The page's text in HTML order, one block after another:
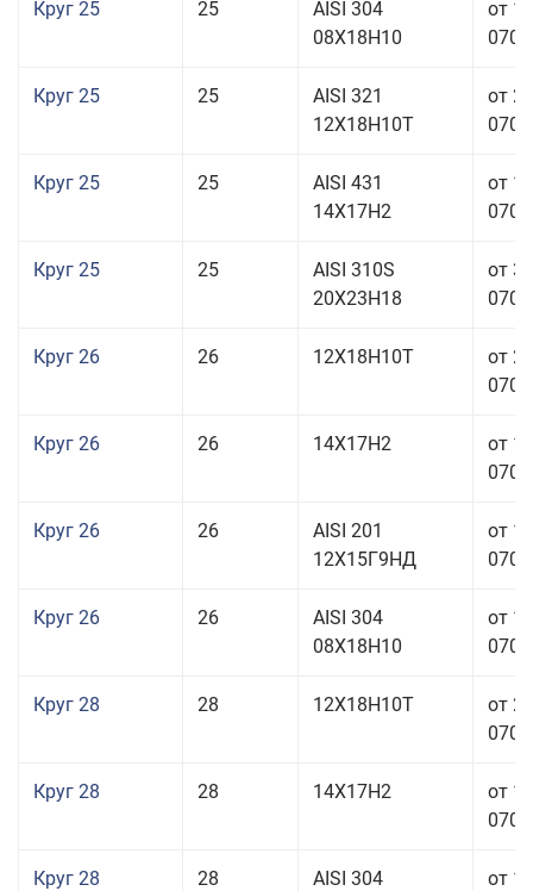
Круг 25 25
AISI 304
08Х18Н10
от
Круг 25 25
AISI 321
12Х18Н10Т
от
Круг 25 25
AISI 431
14Х17Н2
от
Круг 25 25
AISI 310S
20Х23Н18
от
Круг 26 26 12Х18Н10Т
от
Круг 26 26 14Х17Н2
от
Круг 26 26
AISI 201
12Х15Г9НД
от
Круг 26 26
AISI 304
08Х18Н10
от
Круг 28 28 12Х18Н10Т
от
Круг 28 28 14Х17Н2
от
Круг 28 28
AISI 304
от